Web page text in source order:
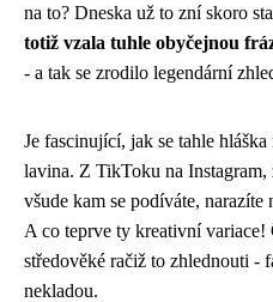
na to? Dneska už to zní skoro
totiž vzala tuhle obyčejnou
- a tak se zrodilo legendární
Je fascinující, jak se tahle
lavina. Z TikToku na Instagram,
všude kam se podíváte,
A co teprve ty kreativní
středověké račiž to zhlednouti -
nekladou.